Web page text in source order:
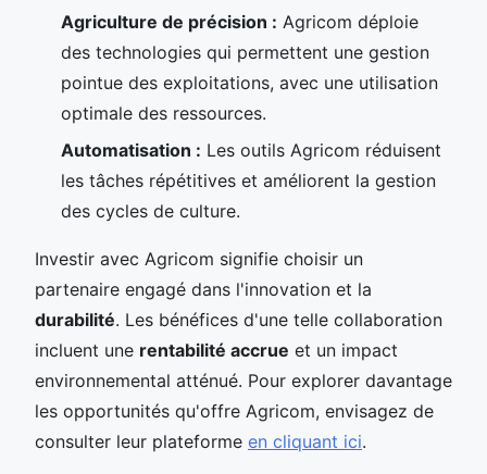
Agriculture de précision : Agricom déploie
des technologies qui permettent une gestion
pointue des exploitations, avec une utilisation
optimale des ressources.
Automatisation : Les outils Agricom réduisent
les tâches répétitives et améliorent la gestion
des cycles de culture.
Investir avec Agricom signifie choisir un
partenaire engagé dans l'innovation et la
durabilité. Les bénéfices d'une telle collaboration
incluent une rentabilité accrue et un impact
environnemental atténué. Pour explorer davantage
les opportunités qu'offre Agricom, envisagez de
consulter leur plateforme en cliquant ici.